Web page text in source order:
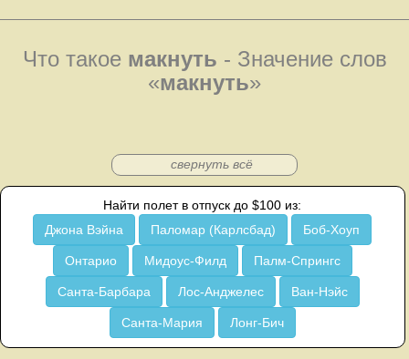
Что такое макнуть - Значение слов
«макнуть»
свернуть всё
Найти полет в отпуск до $100 из:
Джона Вэйна
Паломар (Карлсбад) Боб-Хоуп
Онтарио Мидоус-Филд Палм-Спрингс
Санта-Барбара Лос-Анджелес Ван-Нэйс
Санта-Мария Лонг-Бич